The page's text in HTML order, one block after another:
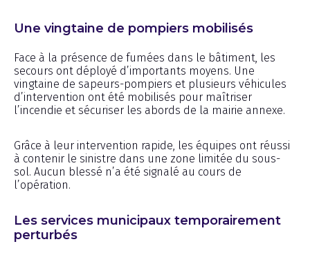
Une vingtaine de pompiers mobilisés
Face à la présence de fumées dans le bâtiment, les
secours ont déployé d’importants moyens. Une
vingtaine de sapeurs-pompiers et plusieurs véhicules
d’intervention ont été mobilisés pour maîtriser
l’incendie et sécuriser les abords de la mairie annexe.
Grâce à leur intervention rapide, les équipes ont réussi
à contenir le sinistre dans une zone limitée du sous-
sol. Aucun blessé n’a été signalé au cours de
l’opération.
Les services municipaux temporairement
perturbés